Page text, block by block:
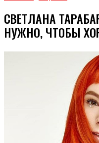
СВЕТЛАНА
НУЖНО, ЧТОБЫ